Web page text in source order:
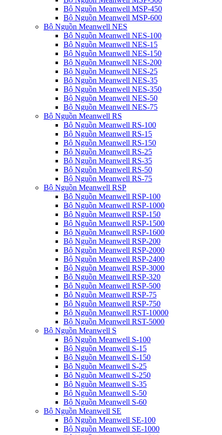
Bộ Nguồn Meanwell MSP-450
Bộ Nguồn Meanwell MSP-600
Bộ Nguồn Meanwell NES
Bộ Nguồn Meanwell NES-100
Bộ Nguồn Meanwell NES-15
Bộ Nguồn Meanwell NES-150
Bộ Nguồn Meanwell NES-200
Bộ Nguồn Meanwell NES-25
Bộ Nguồn Meanwell NES-35
Bộ Nguồn Meanwell NES-350
Bộ Nguồn Meanwell NES-50
Bộ Nguồn Meanwell NES-75
Bộ Nguồn Meanwell RS
Bộ Nguồn Meanwell RS-100
Bộ Nguồn Meanwell RS-15
Bộ Nguồn Meanwell RS-150
Bộ Nguồn Meanwell RS-25
Bộ Nguồn Meanwell RS-35
Bộ Nguồn Meanwell RS-50
Bộ Nguồn Meanwell RS-75
Bộ Nguồn Meanwell RSP
Bộ Nguồn Meanwell RSP-100
Bộ Nguồn Meanwell RSP-1000
Bộ Nguồn Meanwell RSP-150
Bộ Nguồn Meanwell RSP-1500
Bộ Nguồn Meanwell RSP-1600
Bộ Nguồn Meanwell RSP-200
Bộ Nguồn Meanwell RSP-2000
Bộ Nguồn Meanwell RSP-2400
Bộ Nguồn Meanwell RSP-3000
Bộ Nguồn Meanwell RSP-320
Bộ Nguồn Meanwell RSP-500
Bộ Nguồn Meanwell RSP-75
Bộ Nguồn Meanwell RSP-750
Bộ Nguồn Meanwell RST-10000
Bộ Nguồn Meanwell RST-5000
Bộ Nguồn Meanwell S
Bộ Nguồn Meanwell S-100
Bộ Nguồn Meanwell S-15
Bộ Nguồn Meanwell S-150
Bộ Nguồn Meanwell S-25
Bộ Nguồn Meanwell S-250
Bộ Nguồn Meanwell S-35
Bộ Nguồn Meanwell S-50
Bộ Nguồn Meanwell S-60
Bộ Nguồn Meanwell SE
Bộ Nguồn Meanwell SE-100
Bộ Nguồn Meanwell SE-1000